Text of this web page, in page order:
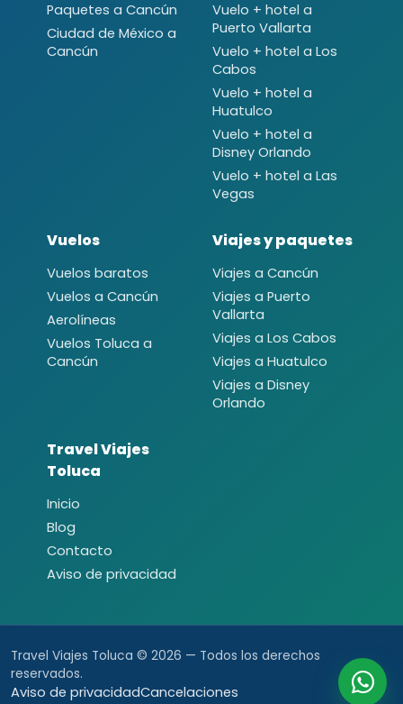
Paquetes a Cancún
Ciudad de México a
Cancún
Vuelo + hotel a
Puerto Vallarta
Vuelo + hotel a Los
Cabos
Vuelo + hotel a
Huatulco
Vuelo + hotel a
Disney Orlando
Vuelo + hotel a Las
Vegas
Vuelos
Vuelos baratos
Vuelos a Cancún
Aerolíneas
Vuelos Toluca a
Cancún
Viajes y paquetes
Viajes a Cancún
Viajes a Puerto
Vallarta
Viajes a Los Cabos
Viajes a Huatulco
Viajes a Disney
Orlando
Travel Viajes
Toluca
Inicio
Blog
Contacto
Aviso de privacidad
Travel Viajes Toluca © 2026 — Todos los derechos
reservados.
Aviso de privacidadCancelaciones